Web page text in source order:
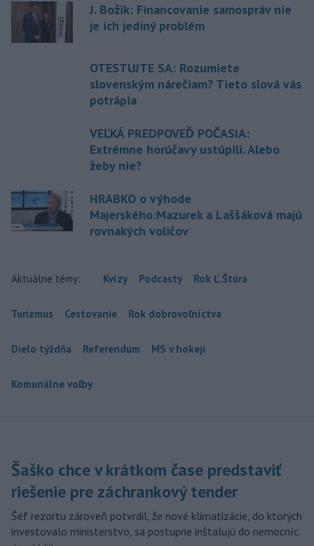
J. Božik: Financovanie samospráv nie
je ich jediný problém
OTESTUJTE SA: Rozumiete
slovenským nárečiam? Tieto slová vás
potrápia
VEĽKÁ PREDPOVEĎ POČASIA:
Extrémne horúčavy ustúpili. Alebo
žeby nie?
HRABKO o výhode
Majerského:Mazurek a Laššáková majú
rovnakých voličov
Aktuálne témy: Kvízy Podcasty Rok Ľ.Štúra
Turizmus Cestovanie Rok dobrovoľníctva
Dielo týždňa Referendum MS v hokeji
Komunálne voľby
Šaško chce v krátkom čase predstaviť
riešenie pre záchrankový tender
Šéf rezortu zároveň potvrdil, že nové klimatizácie, do ktorých
investovalo ministerstvo, sa postupne inštalujú do nemocníc.